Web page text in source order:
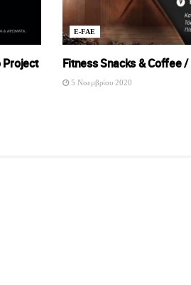
Project
E-FAE
Fitness Snacks & Coffee
5 Νοεμβρίου 2020